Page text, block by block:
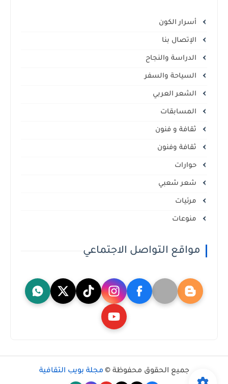
أسرار الكون
الإتصال بنا
الدراسة والنجاح
السياحة والسفر
الشعر العربي
المسابقات
ثقافة و فنون
ثقافة وفنون
حوارات
شعر شعبي
مرئيات
منوعات
مواقع التواصل الاجتماعي
جميع الحقوق محفوظة © مجلة بويب الثقافية